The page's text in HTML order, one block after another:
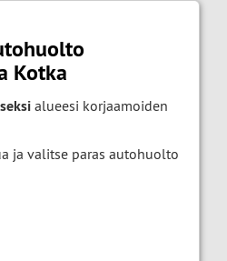
Kotka
alueesi korjaamoiden
ja valitse paras autohuolto